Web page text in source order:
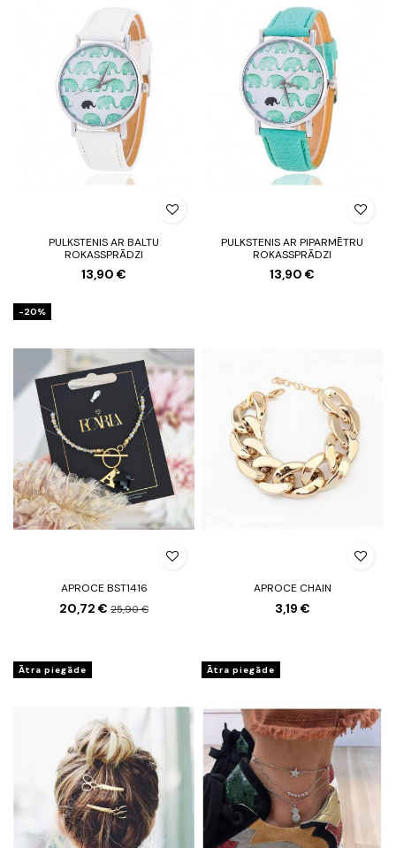
PULKSTENIS AR BALTU
ROKASSPRĀDZI
13,90 €
PULKSTENIS AR PIPARMĒTRU
ROKASSPRĀDZI
13,90 €
-20%
APROCE BST1416
20,72 € 25,90 €
APROCE CHAIN
3,19 €
Ātra piegāde Ātra piegāde